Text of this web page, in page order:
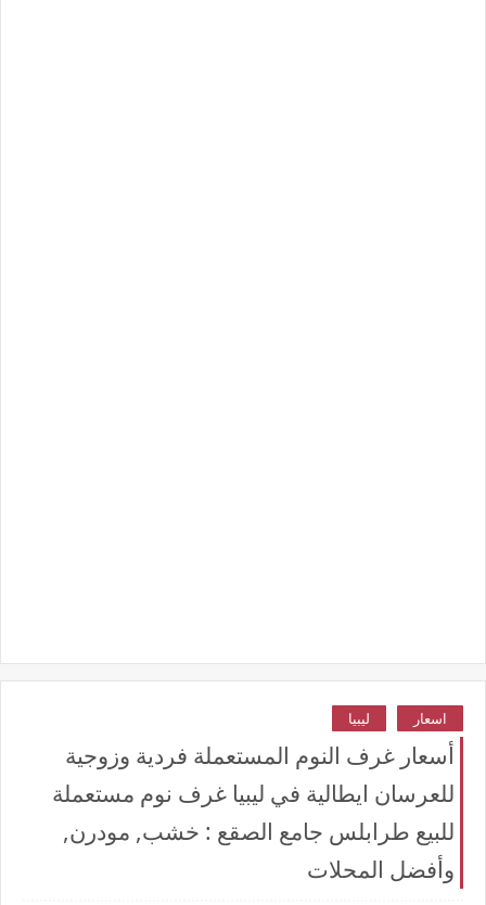
اسعار ليبيا
أسعار غرف النوم المستعملة فردية وزوجية
للعرسان ايطالية في ليبيا غرف نوم مستعملة
للبيع طرابلس جامع الصقع : خشب, مودرن,
وأفضل المحلات